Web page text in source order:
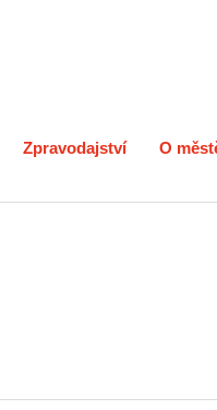
Zpravodajství O